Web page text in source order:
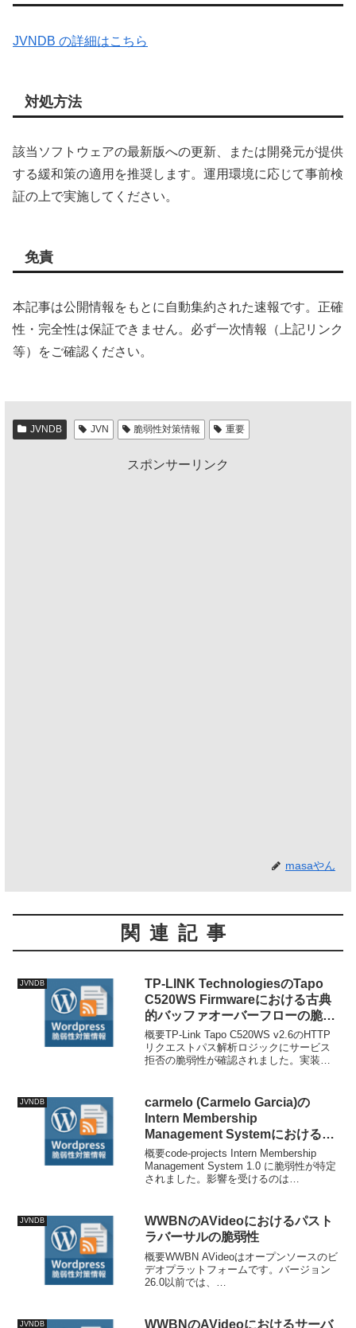
JVNDB の詳細はこちら
対処方法
該当ソフトウェアの最新版への更新、または開発元が提供
する緩和策の適用を推奨します。運用環境に応じて事前検
証の上で実施してください。
免責
本記事は公開情報をもとに自動集約された速報です。正確
性・完全性は保証できません。必ず一次情報（上記リンク
等）をご確認ください。
JVNDB JVN 脆弱性対策情報 重要
スポンサーリンク
masaやん
関連記事
JVNDB
TP-LINK TechnologiesのTapo
C520WS Firmwareにおける古典
的バッファオーバーフローの脆弱
性
概要TP-Link Tapo C520WS v2.6のHTTP
リクエストパス解析ロジックにサービス
拒否の脆弱性が確認されました。実装で
る展開処理を考慮していません。隣接...
JVNDB
carmelo (Carmelo Garcia)の
Intern Membership
Management Systemにおける複
数の脆弱性
概要code-projects Intern Membership
Management System 1.0 に脆弱性が特定
されました。影響を受けるのは
JVNDB
WWBNのAVideoにおけるパスト
ラバーサルの脆弱性
概要WWBN AVideoはオープンソースのビ
デオプラットフォームです。バージョン
26.0以前では、
タイズなしに...
JVNDB WWBNのAVideoにおけるサーバ